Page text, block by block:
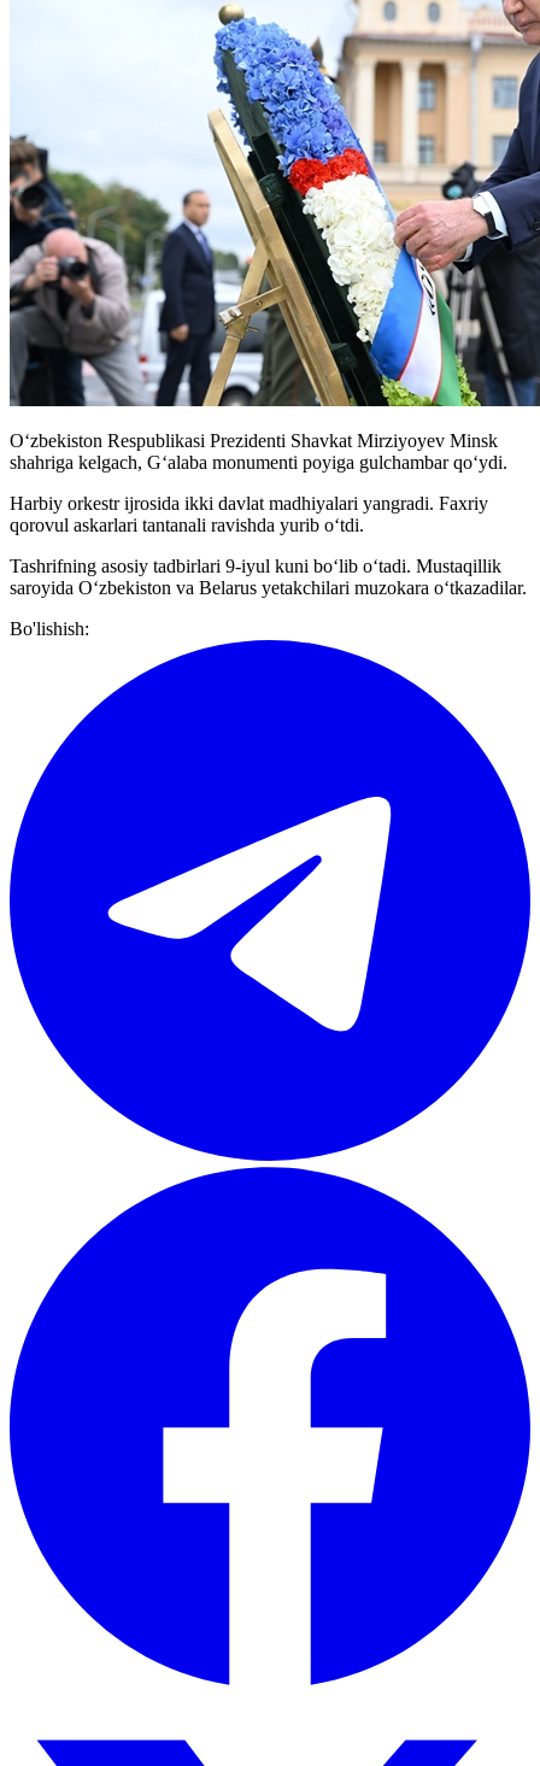
Oʻzbekiston Respublikasi Prezidenti Shavkat Mirziyoyev Minsk
shahriga kelgach, Gʻalaba monumenti poyiga gulchambar qoʻydi.
Harbiy orkestr ijrosida ikki davlat madhiyalari yangradi. Faxriy
qorovul askarlari tantanali ravishda yurib oʻtdi.
Tashrifning asosiy tadbirlari 9-iyul kuni boʻlib oʻtadi. Mustaqillik
saroyida Oʻzbekiston va Belarus yetakchilari muzokara oʻtkazadilar.
Bo'lishish: